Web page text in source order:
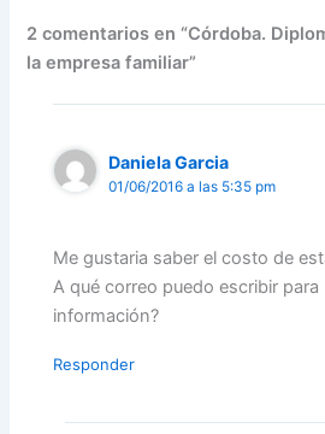
2 comentarios en “Córdoba.
la empresa familiar”
Daniela Garcia
01/06/2016 a las 5:35 pm
Me gustaria saber el costo de
A qué correo puedo escribir para
información?
Responder